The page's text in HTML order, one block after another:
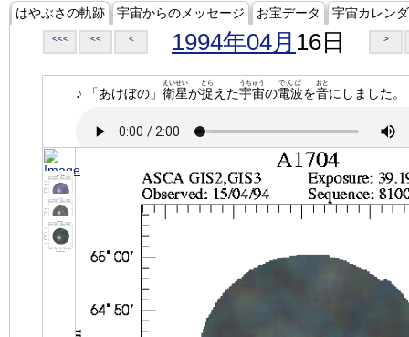
はやぶさの軌跡 宇宙からのメッセージ お宝データ 宇宙カレン
<<< << < 1994年04月 16日 >
♪ 「あけぼの」 衛星
えいせい
が捉
とら
えた宇宙
うちゅう
の電波
でんぱ
を音
おと
にしました。